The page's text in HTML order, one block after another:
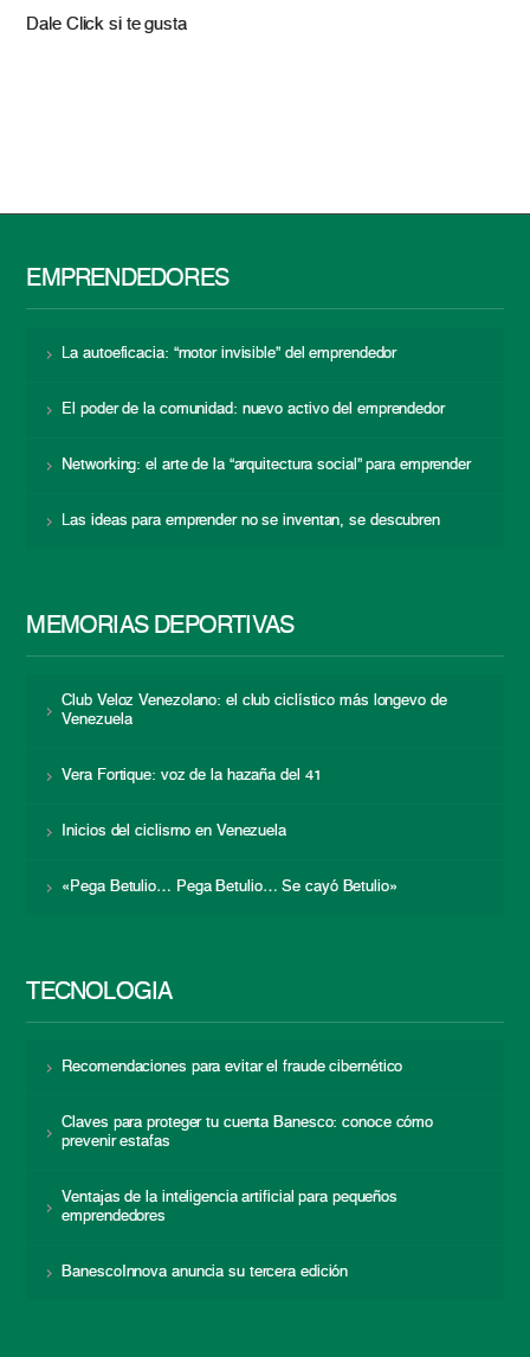
Dale Click si te gusta
EMPRENDEDORES
La autoeficacia: “motor invisible” del emprendedor
El poder de la comunidad: nuevo activo del emprendedor
Networking: el arte de la “arquitectura social” para emprender
Las ideas para emprender no se inventan, se descubren
MEMORIAS DEPORTIVAS
Club Veloz Venezolano: el club ciclístico más longevo de
Venezuela
Vera Fortique: voz de la hazaña del 41
Inicios del ciclismo en Venezuela
«Pega Betulio… Pega Betulio… Se cayó Betulio»
TECNOLOGÍA
Recomendaciones para evitar el fraude cibernético
Claves para proteger tu cuenta Banesco: conoce cómo
prevenir estafas
Ventajas de la inteligencia artificial para pequeños
emprendedores
BanescoInnova anuncia su tercera edición